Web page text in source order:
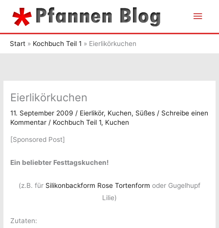
Inhalt
Start Kochbuch Teil 1 Eierlikörkuchen
Eierlikörkuchen
11. September 2009 / Eierlikör, Kuchen, Süßes / Schreibe einen
Kommentar / Kochbuch Teil 1, Kuchen
[Sponsored Post]
Ein beliebter Festtagskuchen!
(z.B. für Silikonbackform Rose Tortenform oder Gugelhupf
Lilie)
Zutaten: